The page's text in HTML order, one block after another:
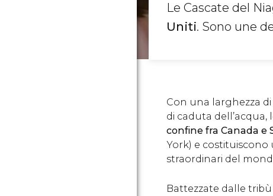
Le Cascate del
Uniti. Sono une
Con una larghezza
di caduta dell’acqua,
confine fra Canada e
York) e
straordinari del
Battezzate dalle tribù